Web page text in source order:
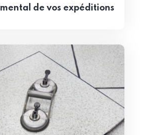
de vos expéditions